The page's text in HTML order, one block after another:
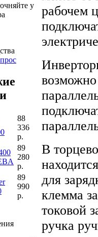
у
88
336
р.
89
280
р.
89
990
р.
рабочем
В
для
клемма
токовой
ручка